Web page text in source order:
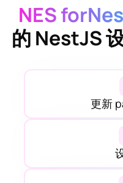
NES
的 NestJS
更新